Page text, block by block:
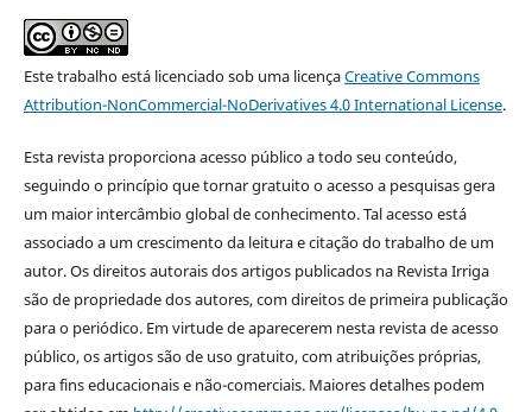
Este trabalho está licenciado sob uma licençaCreative Commons
Attribution-NonCommercial-NoDerivatives 4.0 International License.
Esta revista proporciona acesso público a todo seu conteúdo,
seguindo o princípio que tornar gratuito o acesso a pesquisas gera
um maior intercâmbio global de conhecimento. Tal acesso está
associado a um crescimento da leitura e citação do trabalho de um
autor. Os direitos autorais dos artigos publicados na Revista Irriga
são de propriedade dos autores, com direitos de primeira publicação
para o periódico. Em virtude de aparecerem nesta revista de acesso
público, os artigos são de uso gratuito, com atribuições próprias,
para fins educacionais e não-comerciais. Maiores detalhes podem